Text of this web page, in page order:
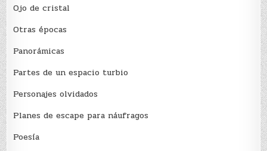
Ojo de cristal
Otras épocas
Panorámicas
Partes de un espacio turbio
Personajes olvidados
Planes de escape para náufragos
Poesía